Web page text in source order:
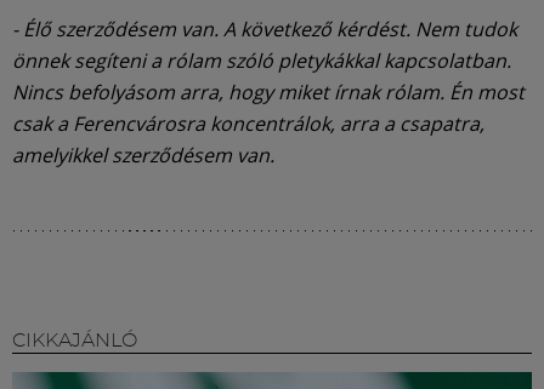
- Élő szerződésem van. A következő kérdést. Nem tudok
önnek segíteni a rólam szóló pletykákkal kapcsolatban.
Nincs befolyásom arra, hogy miket írnak rólam. Én most
csak a Ferencvárosra koncentrálok, arra a csapatra,
amelyikkel szerződésem van.
CIKKAJÁNLÓ